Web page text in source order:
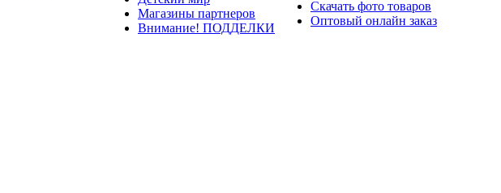
Магазины партнеров
Внимание! ПОДДЕЛКИ
Скачать фото товаров
Оптовый онлайн заказ